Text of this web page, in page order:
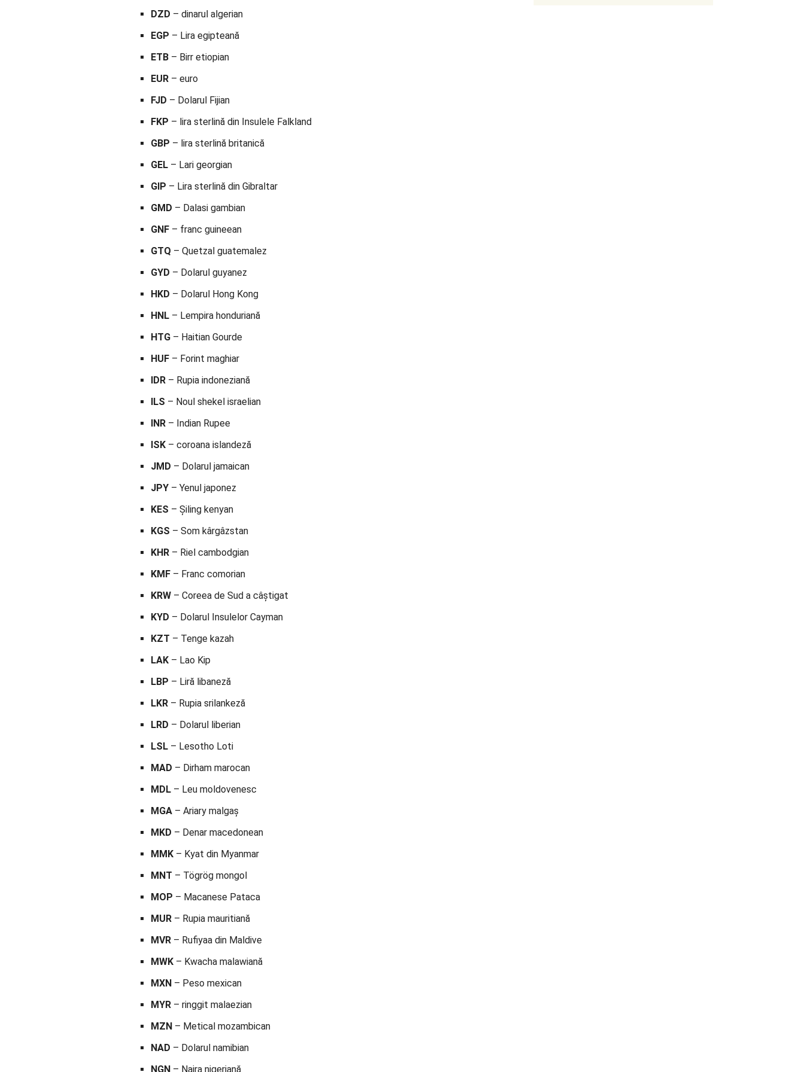
DZD – dinarul algerian
EGP – Lira egipteană
ETB – Birr etiopian
EUR – euro
FJD – Dolarul Fijian
FKP – lira sterlină din Insulele Falkland
GBP – lira sterlină britanică
GEL – Lari georgian
GIP – Lira sterlină din Gibraltar
GMD – Dalasi gambian
GNF – franc guineean
GTQ – Quetzal guatemalez
GYD – Dolarul guyanez
HKD – Dolarul Hong Kong
HNL – Lempira honduriană
HTG – Haitian Gourde
HUF – Forint maghiar
IDR – Rupia indoneziană
ILS – Noul shekel israelian
INR – Indian Rupee
ISK – coroana islandeză
JMD – Dolarul jamaican
JPY – Yenul japonez
KES – Șiling kenyan
KGS – Som kârgâzstan
KHR – Riel cambodgian
KMF – Franc comorian
KRW – Coreea de Sud a câștigat
KYD – Dolarul Insulelor Cayman
KZT – Tenge kazah
LAK – Lao Kip
LBP – Liră libaneză
LKR – Rupia srilankeză
LRD – Dolarul liberian
LSL – Lesotho Loti
MAD – Dirham marocan
MDL – Leu moldovenesc
MGA – Ariary malgaș
MKD – Denar macedonean
MMK – Kyat din Myanmar
MNT – Tögrög mongol
MOP – Macanese Pataca
MUR – Rupia mauritiană
MVR – Rufiyaa din Maldive
MWK – Kwacha malawiană
MXN – Peso mexican
MYR – ringgit malaezian
MZN – Metical mozambican
NAD – Dolarul namibian
NGN – Naira nigeriană